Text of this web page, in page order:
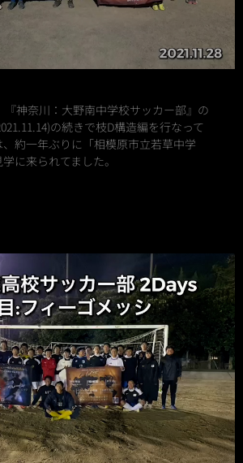
『神奈川：大野南中学校サッカー部』の
の続きで枝D構造編を行なって
約一年ぶりに「相模原市立若草中学
に来られてました。